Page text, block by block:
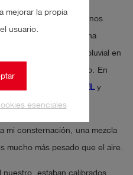
mejorar la propia
usuario.
esenciales
de la ciudad, donde nos
de la ciudad, una zona
había un desagüe pluvial en
de un banco. En
de un 20% de
LEL y
subterráneo.
mi consternación, una mezcla
mucho más pesado que el aire.
estaban calibrados